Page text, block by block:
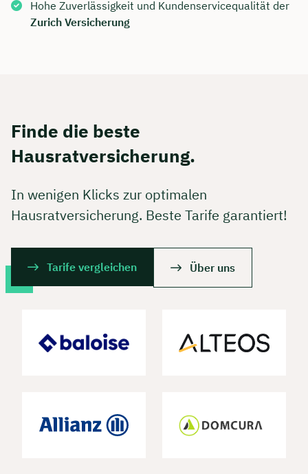
Hohe Zuverlässigkeit und Kundenservicequalität der
Zurich Versicherung
Finde die beste
Hausratversicherung.
In wenigen Klicks zur optimalen
Hausratversicherung. Beste Tarife garantiert!
Tarife vergleichen Über uns